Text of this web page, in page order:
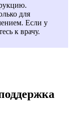
для
Если у
к врачу.